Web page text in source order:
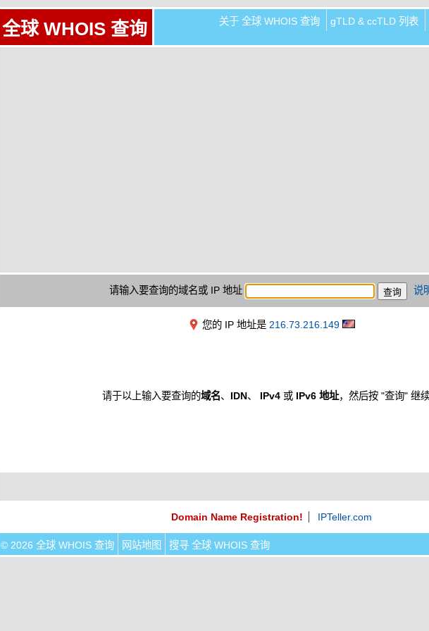
全球 WHOIS 查询 关于 全球 WHOIS 查询 gTLD & ccTLD 列表
请输入要查询的域名或 IP 地址 说
您的 IP 地址是 216.73.216.149
请于以上输入要查询的域名、 IDN、 IPv4 或 IPv6 地址，然后按 "查询" 继续
Domain Name Registration! IPTeller.com
© 2026 全球 WHOIS 查询 网站地图 搜寻 全球 WHOIS 查询